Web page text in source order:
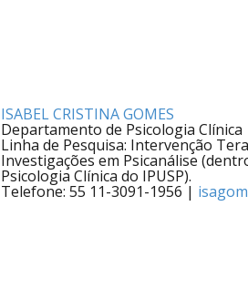
ISABEL CRISTINA GOMES
Departamento de Psicologia Clínica
Linha de Pesquisa: Intervenção
Investigações em Psicanálise
Psicologia Clínica do IPUSP).
Telefone: 55 11-3091-1956 |